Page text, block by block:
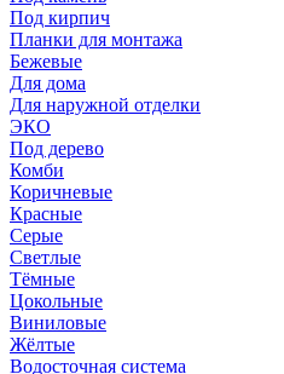
Под кирпич
Планки для монтажа
Бежевые
Для дома
Для наружной отделки
ЭКO
Под дерево
Комби
Коричневые
Красные
Серые
Светлые
Тёмные
Цокольные
Виниловые
Жёлтые
Водосточная система